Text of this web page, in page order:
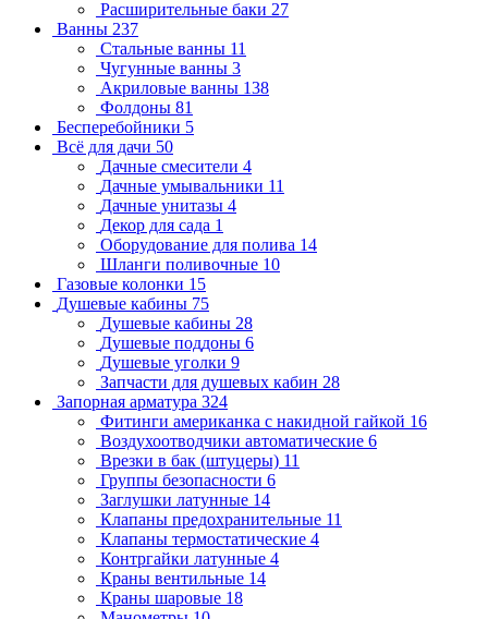
Расширительные баки 27
Ванны 237
Стальные ванны 11
Чугунные ванны 3
Акриловые ванны 138
Фолдоны 81
Бесперебойники 5
Всё для дачи 50
Дачные смесители 4
Дачные умывальники 11
Дачные унитазы 4
Декор для сада 1
Оборудование для полива 14
Шланги поливочные 10
Газовые колонки 15
Душевые кабины 75
Душевые кабины 28
Душевые поддоны 6
Душевые уголки 9
Запчасти для душевых кабин 28
Запорная арматура 324
Фитинги американка с накидной гайкой 16
Воздухоотводчики автоматические 6
Врезки в бак (штуцеры) 11
Группы безопасности 6
Заглушки латунные 14
Клапаны предохранительные 11
Клапаны термостатические 4
Контргайки латунные 4
Краны вентильные 14
Краны шаровые 18